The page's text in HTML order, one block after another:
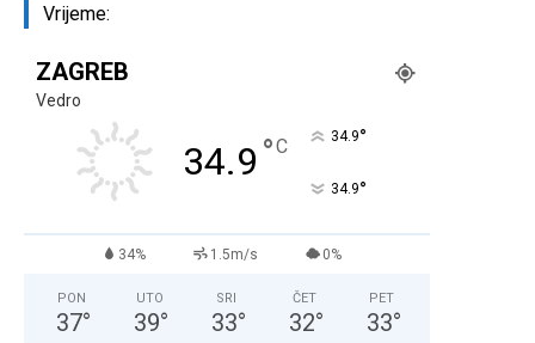
Vrijeme:
ZAGREB
Vedro
34.9 °C 34.9°
34.9°
34% 1.5m/s 0%
PON
37°
UTO
39°
SRI
33°
ČET
32°
PET
33°